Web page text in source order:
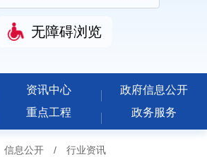
无障碍浏览
资讯中心
政府信息公开
重点工程 政务服务
信息公开 / 行业资讯